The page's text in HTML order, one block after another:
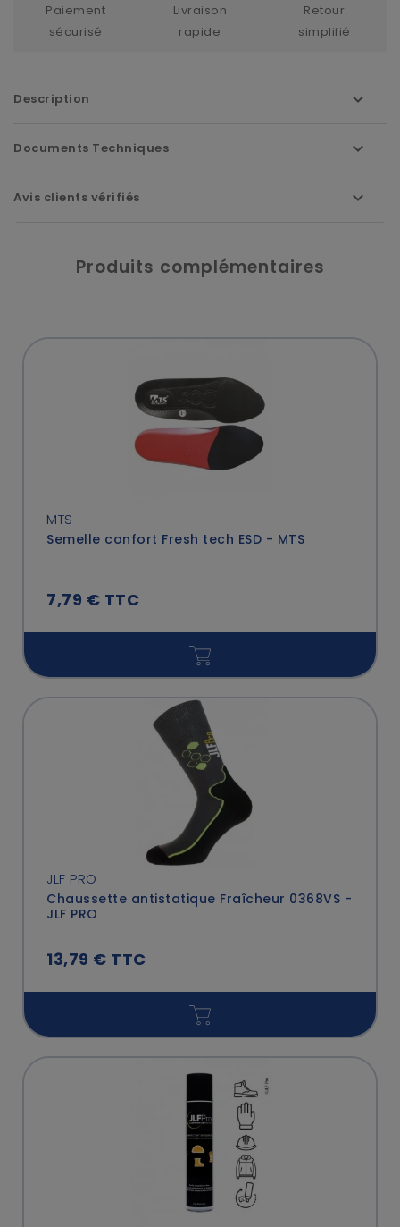
Paiement
sécurisé
Livraison
rapide
Retour
simplifié
Description
Documents Techniques
Avis clients vérifiés
Produits complémentaires
MTS
Semelle confort Fresh tech ESD - MTS
7,79 € TTC
JLF PRO
Chaussette antistatique Fraîcheur 0368VS -
JLF PRO
13,79 € TTC